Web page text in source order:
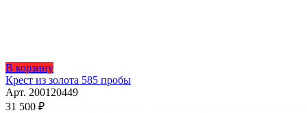
В корзину
Крест из золота 585 пробы
Арт. 200120449
31 500 ₽